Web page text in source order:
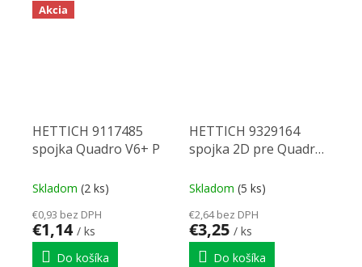
Akcia
HETTICH 9117485
spojka Quadro V6+ P
Skladom (2 ks)
€0,93 bez DPH
€1,14 / ks
Do košíka
HETTICH 9329164
spojka 2D pre Quadro
L+P
Skladom (5 ks)
€2,64 bez DPH
€3,25 / ks
Do košíka